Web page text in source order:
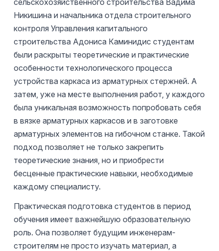
сельскохозяйственного строительства Вадима
Никишина и начальника отдела строительного
контроля Управления капитального
строительства Адониса Каминидис студентам
были раскрыты теоретические и практические
особенности технологического процесса
устройства каркаса из арматурных стержней. А
затем, уже на месте выполнения работ, у каждого
была уникальная возможность попробовать себя
в вязке арматурных каркасов и в заготовке
арматурных элементов на гибочном станке. Такой
подход позволяет не только закрепить
теоретические знания, но и приобрести
бесценные практические навыки, необходимые
каждому специалисту.
Практическая подготовка студентов в период
обучения имеет важнейшую образовательную
роль. Она позволяет будущим инженерам-
строителям не просто изучать материал, а